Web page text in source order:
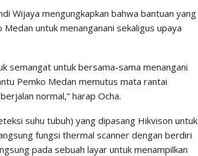
Wijaya mengungkapkan bahwa bantuan yang
untuk menanganani sekaligus upaya
semangat untuk bersama-sama menangani
Pemko Medan memutus mata rantai
normal,” harap Ocha.
suhu tubuh) yang dipasang Hikvison untuk
fungsi thermal scanner dengan berdiri
pada sebuah layar untuk menampilkan